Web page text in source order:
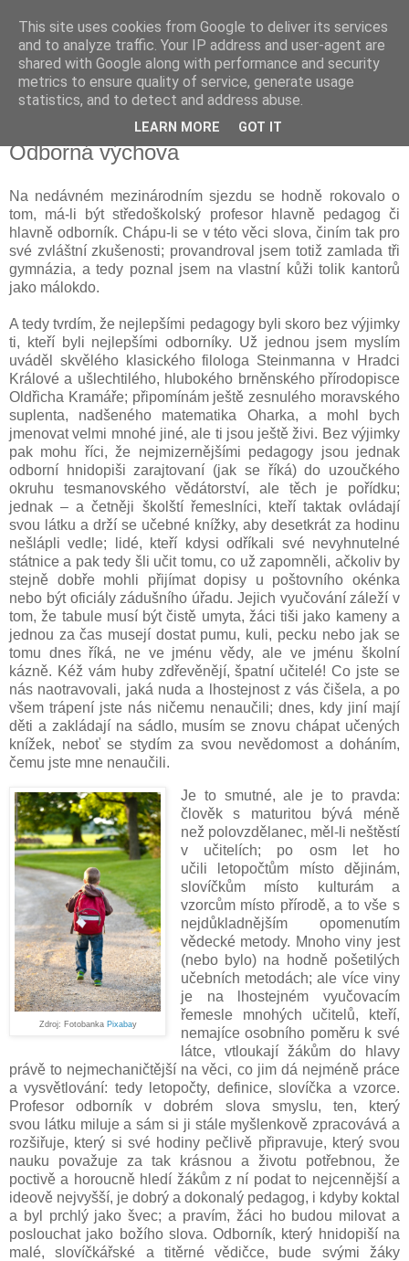
Kapka Karla Čapka
"Věřím v humanitu, v demokracii a v člověka."
sobota 30. srpna 2025
Odborná výchova
Na nedávném mezinárodním sjezdu se hodně rokovalo o
tom, má-li být středoškolský profesor hlavně pedagog či
hlavně odborník. Chápu-li se v této věci slova, činím tak pro
své zvláštní zkušenosti; provandroval jsem totiž zamlada tři
gymnázia, a tedy poznal jsem na vlastní kůži tolik kantorů
jako málokdo.
A tedy tvrdím, že nejlepšími pedagogy byli skoro bez výjimky
ti, kteří byli nejlepšími odborníky. Už jednou jsem myslím
uváděl skvělého klasického filologa Steinmanna v Hradci
Králové a ušlechtilého, hlubokého brněnského přírodopisce
Oldřicha Kramáře; připomínám ještě zesnulého moravského
suplenta, nadšeného matematika Oharka, a mohl bych
jmenovat velmi mnohé jiné, ale ti jsou ještě živi. Bez výjimky
pak mohu říci, že nejmizernějšími pedagogy jsou jednak
odborní hnidopiši zarajtovaní (jak se říká) do uzoučkého
okruhu tesmanovského vědátorství, ale těch je pořídku;
jednak – a četněji školští řemeslníci, kteří taktak ovládají
svou látku a drží se učebné knížky, aby desetkrát za hodinu
nešlápli vedle; lidé, kteří kdysi odříkali své nevyhnutelné
státnice a pak tedy šli učit tomu, co už zapomněli, ačkoliv by
stejně dobře mohli přijímat dopisy u poštovního okénka
nebo být oficiály zádušního úřadu. Jejich vyučování záleží v
tom, že tabule musí být čistě umyta, žáci tiši jako kameny a
jednou za čas musejí dostat pumu, kuli, pecku nebo jak se
tomu dnes říká, ne ve jménu vědy, ale ve jménu školní
kázně. Kéž vám huby zdřevěnějí, špatní učitelé! Co jste se
nás naotravovali, jaká nuda a lhostejnost z vás čišela, a po
všem trápení jste nás ničemu nenaučili; dnes, kdy jiní mají
děti a zakládají na sádlo, musím se znovu chápat učených
knížek, neboť se stydím za svou nevědomost a doháním,
čemu jste mne nenaučili.
Zdroj: Fotobanka Pixabay
Je to smutné, ale je to pravda:
člověk s maturitou bývá méně
než polovzdělanec, měl-li neštěstí
v učitelích; po osm let ho
učili letopočtům místo dějinám,
slovíčkům místo kulturám a
vzorcům místo přírodě, a to vše s
nejdůkladnějším opomenutím
vědecké metody. Mnoho viny jest
(nebo bylo) na hodně pošetilých
učebních metodách; ale více viny
je na lhostejném vyučovacím
řemesle mnohých učitelů, kteří,
nemajíce osobního poměru k své
látce, vtloukají žákům do hlavy
právě to nejmechaničtější na věci, co jim dá nejméně práce
a vysvětlování: tedy letopočty, definice, slovíčka a vzorce.
Profesor odborník v dobrém slova smyslu, ten, který
svou látku miluje a sám si ji stále myšlenkově zpracovává a
rozšiřuje, který si své hodiny pečlivě připravuje, který svou
nauku považuje za tak krásnou a životu potřebnou, že
poctivě a horoucně hledí žákům z ní podat to nejcennější a
ideově nejvyšší, je dobrý a dokonalý pedagog, i kdyby koktal
a byl prchlý jako švec; a pravím, žáci ho budou milovat a
poslouchat jako božího slova. Odborník, který hnidopiší na
malé, slovíčkářské a titěrné vědičce, bude svými žáky
This site uses cookies from Google to deliver its services
and to analyze traffic. Your IP address and user-agent are
shared with Google along with performance and security
metrics to ensure quality of service, generate usage
statistics, and to detect and address abuse.
LEARN MORE GOT IT